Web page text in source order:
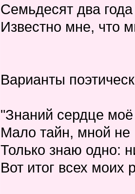
Семьдесят два
Известно мне, что
Варианты
"Знаний сердце
Мало тайн, мной не
Только знаю одно:
Вот итог всех моих